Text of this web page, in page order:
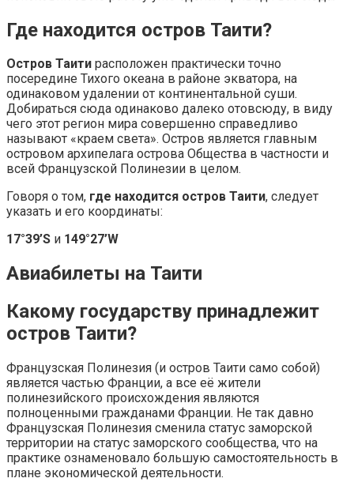
Где находится остров Таити?
Остров Таити расположен практически точно
посередине Тихого океана в районе экватора, на
одинаковом удалении от континентальной суши.
Добираться сюда одинаково далеко отовсюду, в виду
чего этот регион мира совершенно справедливо
называют «краем света». Остров является главным
островом архипелага острова Общества в частности и
всей Французской Полинезии в целом.
Говоря о том, где находится остров Таити, следует
указать и его координаты:
17°39’S и 149°27’W
Авиабилеты на Таити
Какому государству принадлежит
остров Таити?
Французская Полинезия (и остров Таити само собой)
является частью Франции, а все её жители
полинезийского происхождения являются
полноценными гражданами Франции. Не так давно
Французская Полинезия сменила статус заморской
территории на статус заморского сообщества, что на
практике ознаменовало большую самостоятельность в
плане экономической деятельности.